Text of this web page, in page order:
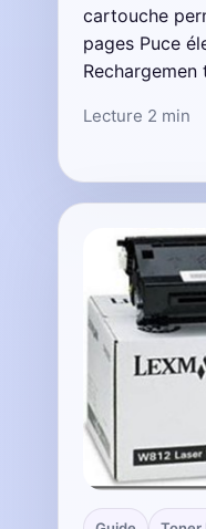
cartouche
pages Puce
Lecture 2 min